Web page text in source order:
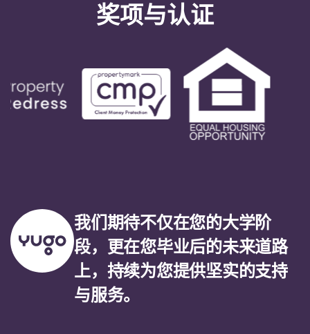
奖项与认证
我们期待不仅在您的大学阶
段，更在您毕业后的未来道路
上，持续为您提供坚实的支持
与服务。